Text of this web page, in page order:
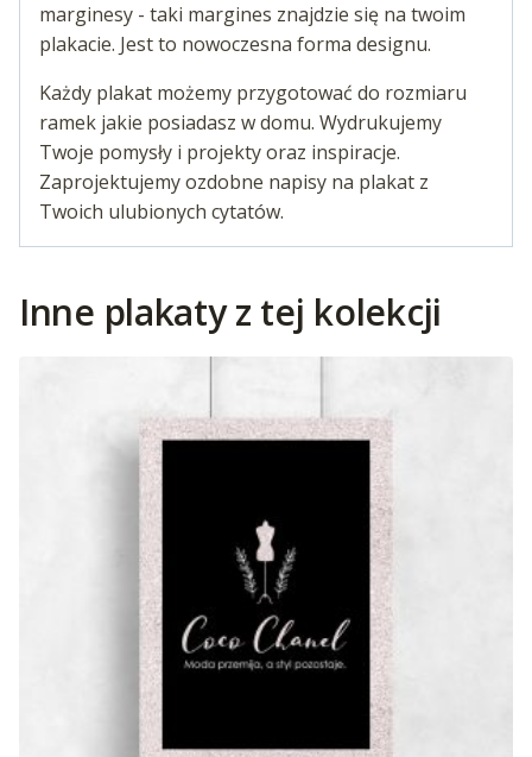
marginesy - taki margines znajdzie się na twoim
plakacie. Jest to nowoczesna forma designu.
Każdy plakat możemy przygotować do rozmiaru
ramek jakie posiadasz w domu. Wydrukujemy
Twoje pomysły i projekty oraz inspiracje.
Zaprojektujemy ozdobne napisy na plakat z
Twoich ulubionych cytatów.
Inne plakaty z tej kolekcji